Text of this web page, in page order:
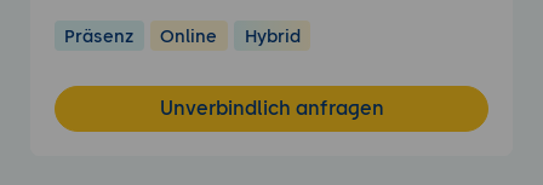
Präsenz Online Hybrid
Unverbindlich anfragen